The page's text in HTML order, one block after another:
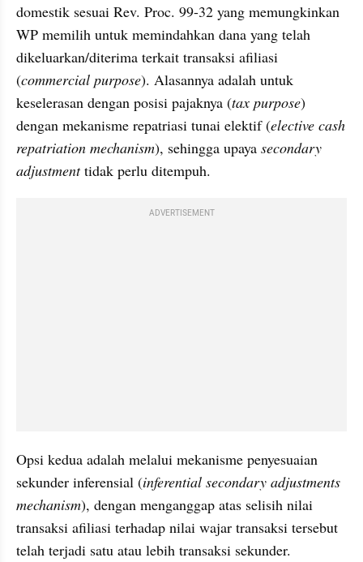
domestik sesuai Rev. Proc. 99-32 yang memungkinkan
WP memilih untuk memindahkan dana yang telah
dikeluarkan/diterima terkait transaksi afiliasi
(commercial purpose). Alasannya adalah untuk
keselerasan dengan posisi pajaknya (tax purpose)
dengan mekanisme repatriasi tunai elektif (elective cash
repatriation mechanism), sehingga upaya secondary
adjustment tidak perlu ditempuh.
ADVERTISEMENT
Opsi kedua adalah melalui mekanisme penyesuaian
sekunder inferensial (inferential secondary adjustments
mechanism), dengan menganggap atas selisih nilai
transaksi afiliasi terhadap nilai wajar transaksi tersebut
telah terjadi satu atau lebih transaksi sekunder.